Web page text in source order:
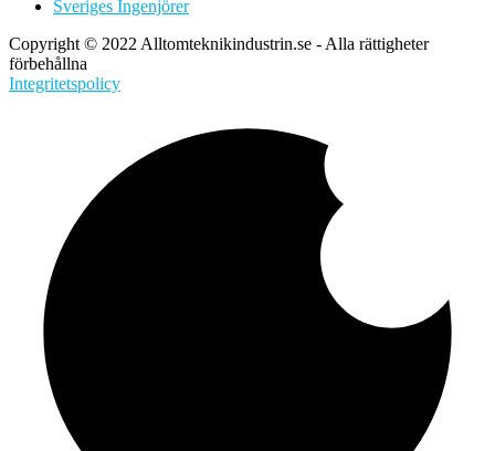
Sveriges Ingenjörer
Copyright © 2022 Alltomteknikindustrin.se - Alla rättigheter
förbehållna
Integritetspolicy